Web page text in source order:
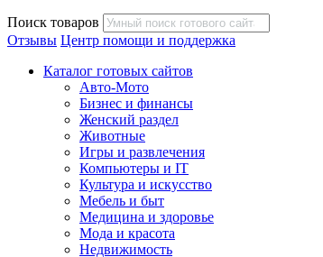
Поиск товаров
Отзывы Центр помощи и поддержка
Каталог готовых сайтов
Авто-Мото
Бизнес и финансы
Женский раздел
Животные
Игры и развлечения
Компьютеры и IT
Культура и искусство
Мебель и быт
Медицина и здоровье
Мода и красота
Недвижимость